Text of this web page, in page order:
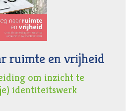
ruimte en vrijheid
om inzicht te
identiteitswerk